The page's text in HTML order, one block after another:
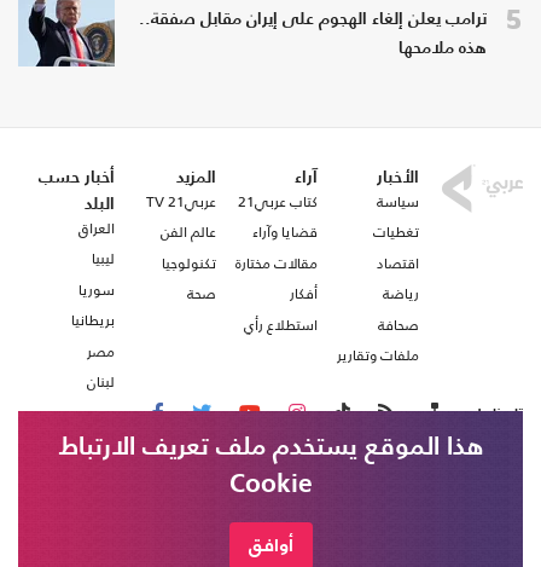
5
ترامب يعلن إلغاء الهجوم على إيران مقابل صفقة..
هذه ملامحها
الأخبار
سياسة
تغطيات
اقتصاد
رياضة
صحافة
ملفات وتقارير
آراء
كتاب عربي21
قضايا وآراء
مقالات مختارة
أفكار
استطلاع رأي
المزيد
عربي21 TV
عالم الفن
تكنولوجيا
صحة
أخبار حسب
البلد
العراق
ليبيا
سوريا
بريطانيا
مصر
لبنان
تابعنا على
هذا الموقع يستخدم ملف تعريف الارتباط
Cookie
أوافق